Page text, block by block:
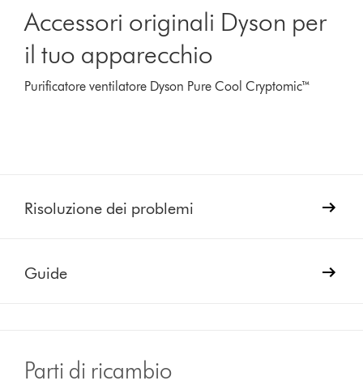
Accessori originali Dyson per
il tuo apparecchio
Purificatore ventilatore Dyson Pure Cool Cryptomic™
Risoluzione dei problemi
Guide
Parti di ricambio